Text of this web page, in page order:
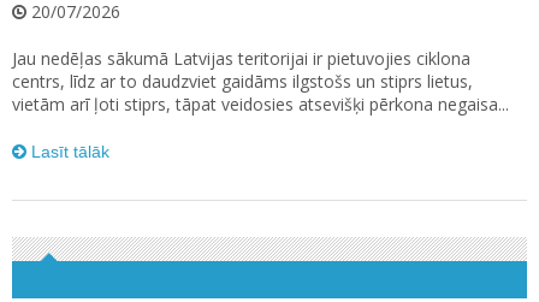
20/07/2026
Jau nedēļas sākumā Latvijas teritorijai ir pietuvojies ciklona
centrs, līdz ar to daudzviet gaidāms ilgstošs un stiprs lietus,
vietām arī ļoti stiprs, tāpat veidosies atsevišķi pērkona negaisa...
Lasīt tālāk